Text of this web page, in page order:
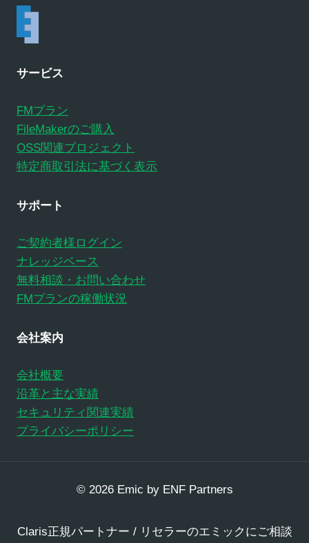
サービス
FMプラン
FileMakerのご購入
OSS関連プロジェクト
特定商取引法に基づく表示
サポート
ご契約者様ログイン
ナレッジベース
無料相談・お問い合わせ
FMプランの稼働状況
会社案内
会社概要
沿革と主な実績
セキュリティ関連実績
プライバシーポリシー
© 2026 Emic by ENF Partners
Claris正規パートナー / リセラーのエミックにご相談